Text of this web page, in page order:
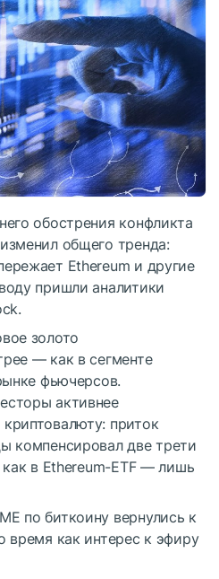
обострения конфликта
общего тренда:
Ethereum и другие
пришли аналитики
золото
— как в сегменте
фьючерсов.
активнее
приток
компенсировал две трети
как в Ethereum-ETF — лишь
по биткоину вернулись к
время как интерес к эфиру